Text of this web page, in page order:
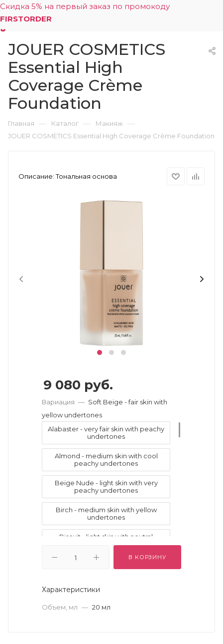
Скидка 5% на первый заказ по промокоду
FIRSTORDER
0
JOUER COSMETICS
Essential High
Coverage Crème
Foundation
Главная — Каталог — Макияж —
JOUER COSMETICS Essential High Coverage Crème Foundation
Описание:Тональная основа
9 080 руб.
Вариация — Soft Beige - fair skin with
yellow undertones
Alabaster - very fair skin with peachy
undertones
Almond - medium skin with cool
peachy undertones
Beige Nude - light skin with very
peachy undertones
Birch - medium skin with yellow
undertones
Biscuit - light skin with neutral
undertones and subtle pink tones
undertones
Bronzed - tan skin with neutral
В КОРЗИНУ
Характеристики
Объем, мл — 20 мл